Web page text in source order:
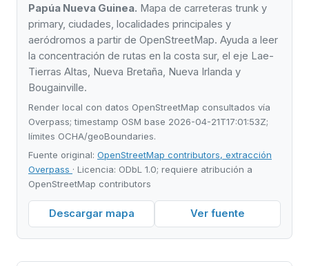
Papúa Nueva Guinea. Mapa de carreteras trunk y
primary, ciudades, localidades principales y
aeródromos a partir de OpenStreetMap. Ayuda a leer
la concentración de rutas en la costa sur, el eje Lae-
Tierras Altas, Nueva Bretaña, Nueva Irlanda y
Bougainville.
Render local con datos OpenStreetMap consultados vía
Overpass; timestamp OSM base 2026-04-21T17:01:53Z;
límites OCHA/geoBoundaries.
Fuente original: OpenStreetMap contributors, extracción
Overpass · Licencia: ODbL 1.0; requiere atribución a
OpenStreetMap contributors
Descargar mapa Ver fuente